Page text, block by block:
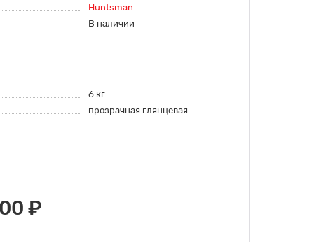
Huntsman
В наличии
6 кг.
прозрачная глянцевая
₽